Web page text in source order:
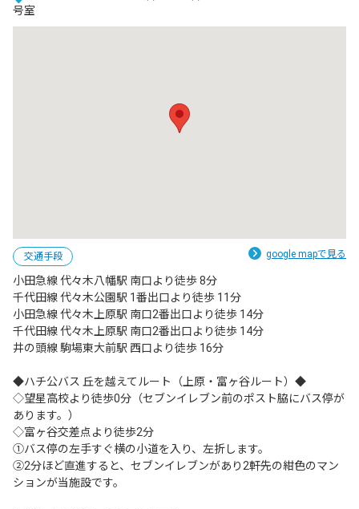
号室
google mapで見る
交通手段
小田急線 代々木八幡駅 南口より徒歩 8分
千代田線 代々木公園駅 1番出口より徒歩 11分
小田急線 代々木上原駅 南口2番出口より徒歩 14分
千代田線 代々木上原駅 南口2番出口より徒歩 14分
井の頭線 駒場東大前駅 西口より徒歩 16分
◆ハチ公バス 丘を越えてルート（上原・富ヶ谷ルート）◆
◇望星高校より徒歩0分（セブンイレブン前のポスト脇にバス停が
あります。）
◇富ヶ谷交差点より徒歩2分
①バス停の左手すぐ横の小道を入り、左折します。
②2分ほど直進すると、セブンイレブンがあり2軒先の紺色のマン
ションが当施設です。